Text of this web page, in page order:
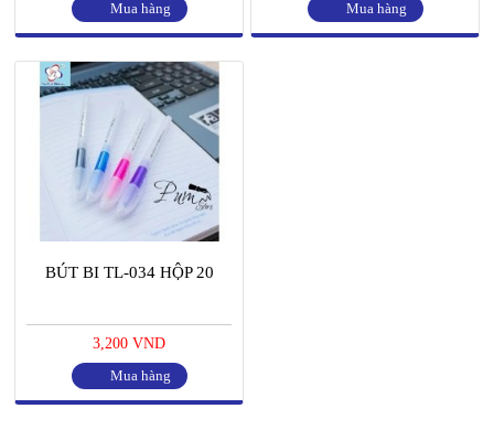
Mua hàng Mua hàng
BÚT BI TL-034 HỘP 20
3,200 VND
Mua hàng